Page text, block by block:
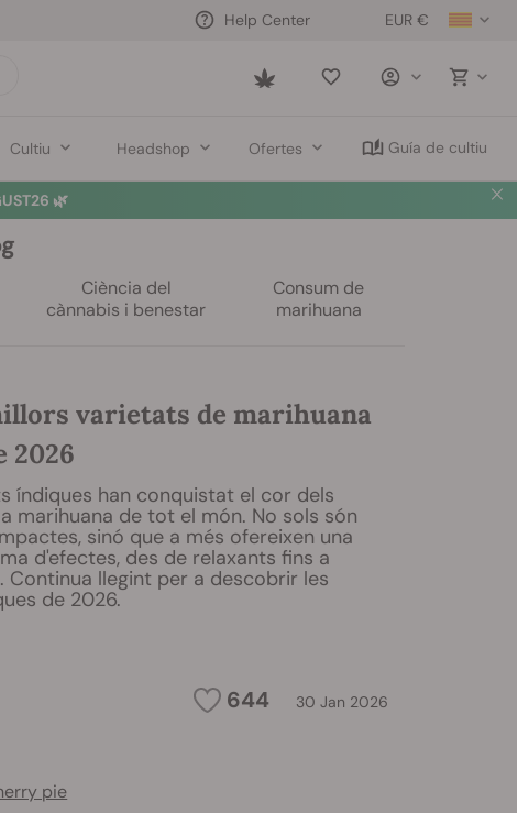
EUR €
Help Center
Saved
Cultiu Headshop Ofertes Guía de cultiu
🌿
Ciència del
cànnabis i benestar
Consum de
marihuana
varietats de marihuana
2026
índiques han conquistat el cor dels
marihuana de tot el món. No sols són
sinó que a més ofereixen una
d'efectes, des de relaxants fins a
Continua llegint per a descobrir les
de 2026.
644 30 Jan 2026
pie